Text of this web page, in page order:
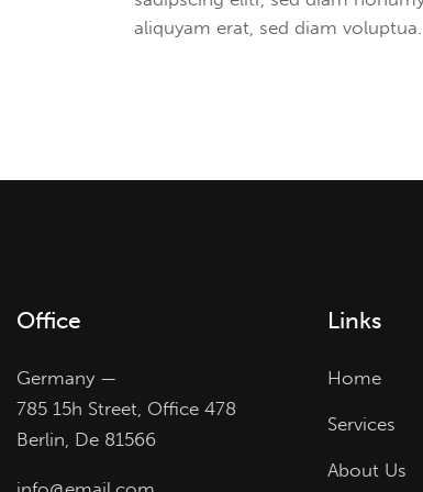
aliquyam erat, sed diam voluptua.
Office
Germany —
785 15h Street, Office 478
Berlin, De 81566
Links
Home
Services
About Us